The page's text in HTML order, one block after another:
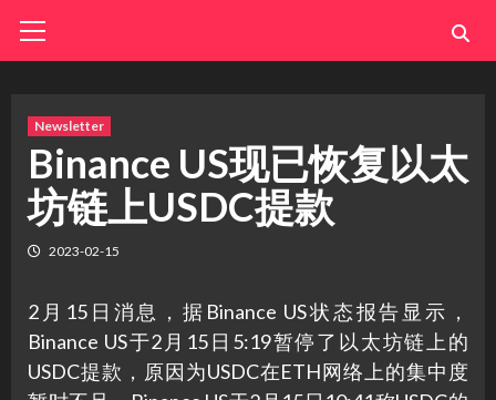
Menu
Newsletter
Binance US现已恢复以太
坊链上USDC提款
2023-02-15
2月15日消息，据Binance US状态报告显示，
Binance US于2月15日5:19暂停了以太坊链上的
USDC提款，原因为USDC在ETH网络上的集中度